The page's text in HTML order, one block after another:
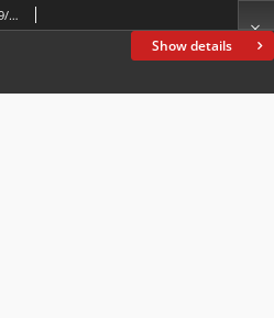
Show details
Gazeta Warszawska. 1853, nr 287 (19/31 X)